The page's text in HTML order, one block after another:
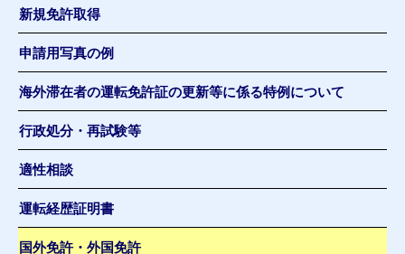
新規免許取得
申請用写真の例
海外滞在者の運転免許証の更新等に係る特例について
行政処分・再試験等
適性相談
運転経歴証明書
国外免許・外国免許